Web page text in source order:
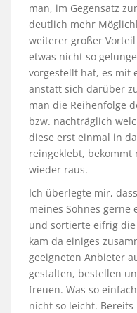
man, im Gegensatz
deutlich mehr
weiterer großer
etwas nicht so
vorgestellt hat, es mit
anstatt sich darüber
man die Reihenfolge
bzw. nachträglich
diese erst einmal in
reingeklebt,
wieder raus.
Ich überlegte mir,
meines Sohnes gerne
und sortierte eifrig die
kam da einiges
geeigneten Anbieter
gestalten, bestellen
freuen. Was so
nicht so leicht.